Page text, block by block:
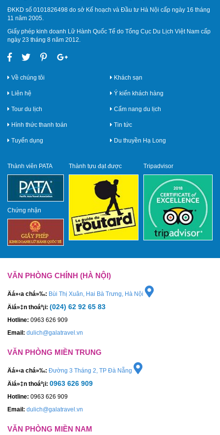
ĐKKD số 0101826498 do sở Kế hoạch và Đầu tư Hà Nội cấp ngày 16 tháng
11 năm 2005.
Giấy phép kinh doanh Lữ Hành Quốc Tế do Tổng Cục Du Lịch Việt Nam cấp
ngày 23 tháng 8 năm 2012.
Về chúng tôi
Liên hệ
Tour du lịch
Hình thức thanh toán
Tuyển dụng
Khách sạn
Ý kiến khách hàng
Cẩm nang du lịch
Tin tức
Du thuyền Hạ Long
Thành viên PATA
Chứng nhận
Thành tựu đạt được Tripadvisor
VĂN PHÒNG CHÍNH (HÀ NỘI)
Äá»‹a chá»‰: Bùi Thị Xuân, Hai Bà Trưng, Hà Nội
Äiá»‡n thoáº¡i: (024) 62 92 65 83
Hotline: 0963 626 909
Email: dulich@galatravel.vn
VĂN PHÒNG MIỀN TRUNG
Äá»‹a chá»‰: Đường 3 Tháng 2, TP Đà Nẵng
Äiá»‡n thoáº¡i: 0963 626 909
Hotline: 0963 626 909
Email: dulich@galatravel.vn
VĂN PHÒNG MIỀN NAM